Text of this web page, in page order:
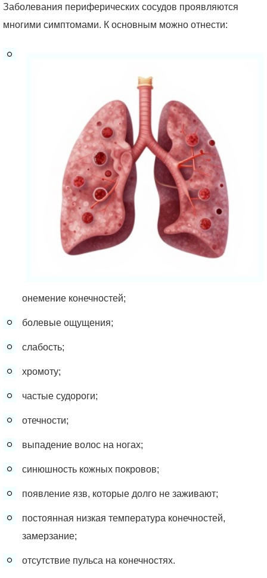
Заболевания периферических сосудов проявляются
многими симптомами. К основным можно отнести:
онемение конечностей;
болевые ощущения;
слабость;
хромоту;
частые судороги;
отечности;
выпадение волос на ногах;
синюшность кожных покровов;
появление язв, которые долго не заживают;
постоянная низкая температура конечностей,
замерзание;
отсутствие пульса на конечностях.